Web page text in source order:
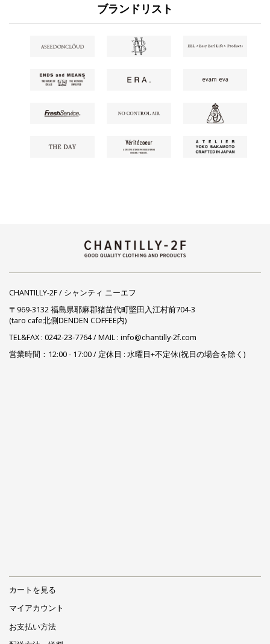
ブランドリスト
CHANTILLY-2F / シャンティ ニーエフ
〒969-3132 福島県耶麻郡猪苗代町堅田入江村前704-3
(taro cafe北側DENDEN COFFEE内)
TEL&FAX : 0242-23-7764/ MAIL : info@chantilly-2f.com
営業時間：12:00 - 17:00 / 定休日 : 水曜日+不定休(祝日の場合を除く)
カートを見る
マイアカウント
お支払い方法